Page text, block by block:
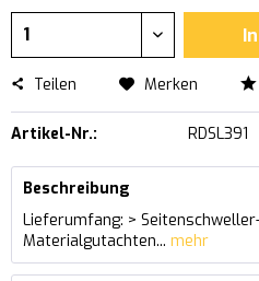
Teilen Merken
Artikel-Nr.: RDSL391
Beschreibung
Lieferumfang: >
Materialgutachten... mehr